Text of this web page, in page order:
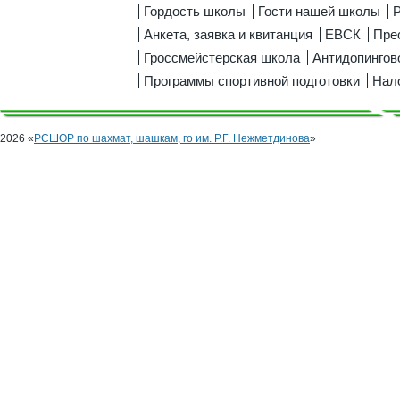
Гордость школы
Гости нашей школы
Анкета, заявка и квитанция
ЕВСК
Гроссмейстерская школа
Программы спортивной подготовки
2026 « РСШОР по шахмат, шашкам, го им. Р.Г. Нежметдинова»